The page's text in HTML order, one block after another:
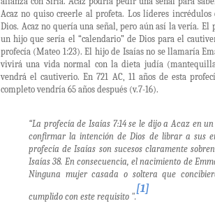
Acaz no quiso creerle al profeta. Los líderes
Dios. Acaz no quería una señal, pero aún así la vería.
un hijo que sería el “calendario” de Dios para el
profecía (Mateo 1:23). El hijo de Isaías no se llamaría
vivirá una vida normal con la dieta judía
vendrá el cautiverio. En 721 AC, 11 años de esta
completo vendría 65 años después (v.7-16).
“La profecía de Isaías 7:14 se le dijo a Acaz en
confirmar la intención de Dios de librar a sus
profecía de Isaías son sucesos claramente
Isaías 38. En consecuencia, el nacimiento de
Ninguna mujer casada o soltera que
cumplido con este requisito ".
[1]